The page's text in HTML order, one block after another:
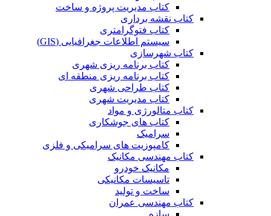
کتاب مدیریت پروژه و ساخت
کتاب نقشه برداری
کتاب فتوگرامتری
سیستم اطلاعات جغرافیایی (GIS)
کتاب شهرسازی
کتاب برنامه ریزی شهری
کتاب برنامه ریزی منطقه ای
کتاب طراحی شهری
کتاب مدیریت شهری
کتاب متالورژی و مواد
کتاب های جوشکاری
سرامیک
کامپوزیت های سرامیکی و فلزی
کتاب مهندسی مکانیک
مکانیک خودرو
تاسیسات مکانیکی
ساخت و تولید
کتاب مهندسی عمران
سازه